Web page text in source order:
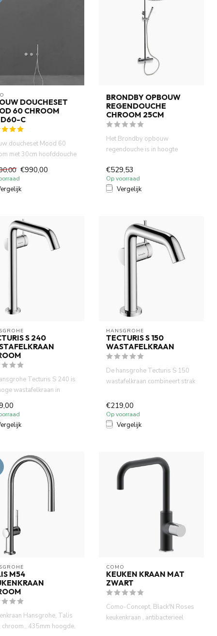
DOUCHESET
60 CHROOM
C
doucheset Mood 60
met 30cm hoofddouche
€990,00
BRONDBY OPBOUW
REGENDOUCHE
CHROOM 25CM
Het Brondby opbouw
regendouche is in hoogte
een ther...
€529,53
Op voorraad
Vergelijk
S 240
Tecturis S 240 is
wastafelkraan in
chroom, ontwor...
HANSGROHE
TECTURIS S 150
WASTAFELKRAAN
De hansgrohe Tecturis S 150
wastafelkraan combineert strak
€219,00
Op voorraad
Vergelijk
M54
Hansgrohe, Talis
chroom., 435mm hoogde,
COMO
KEUKEN KRAAN MAT
ZWART
Como-Concept, Black'N Roses
keukenkraan , antibacterieel